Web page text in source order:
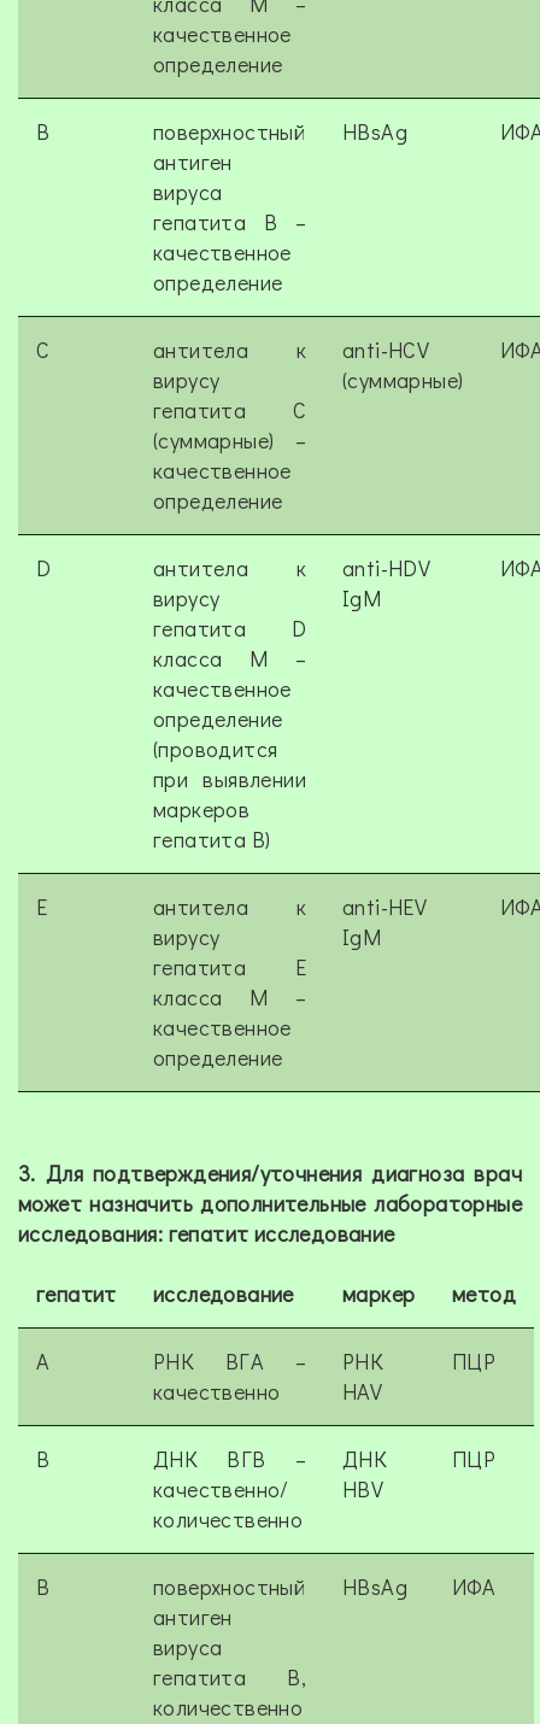
качественное
определение
B
поверхностный
антиген
вируса
гепатита В –
качественное
определение
HBsAg
C
антитела к
вирусу
гепатита С
(суммарные) –
качественное
определение
anti-HCV
(суммарные)
D
антитела к
вирусу
гепатита D
класса M –
качественное
определение
(проводится
при выявлении
маркеров
гепатита В)
anti-HDV
IgМ
E
антитела к
вирусу
гепатита Е
класса M –
качественное
определение
anti-HEV
IgM
3. Для подтверждения/уточнения диагноза врач
может назначить дополнительные лабораторные
исследования: гепатит исследование
гепатит исследование маркер метод
A
РНК ВГА –
качественно
РНК
HAV
ПЦР
B
ДНК ВГВ –
качественно/
количественно
ДНК
HBV
ПЦР
B
поверхностный
антиген
вируса
гепатита В,
количественно
HBsAg ИФА